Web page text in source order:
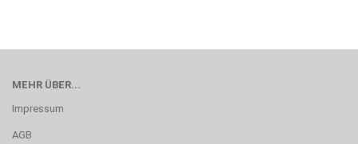
MEHR ÜBER...
Impressum
AGB